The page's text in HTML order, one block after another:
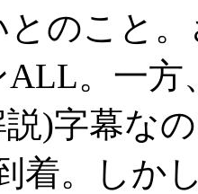
のこと
。一方
)字幕な
着。しか